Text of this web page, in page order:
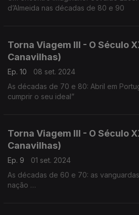
d’Almeida nas décadas de 80 e 90
Torna Viagem III - O Século
Canavilhas)
Ep. 10
08 set. 2024
As décadas de 70 e 80: Abril em
cumprir o seu ideal”
Torna Viagem III - O Século
Canavilhas)
Ep. 9
01 set. 2024
As décadas de 60 e 70: as
nação